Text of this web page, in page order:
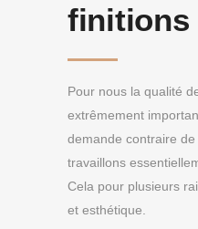
finitions
Pour nous la qualité
extrêmement
demande contraire
travaillons
Cela pour plusieurs
et esthétique.